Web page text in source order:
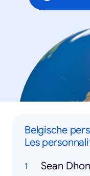
Belgische
Les
Sean